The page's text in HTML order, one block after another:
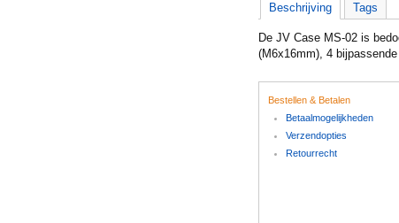
Beschrijving Tags
De JV Case MS-02 is
(M6x16mm), 4
Bestellen & Betalen
Betaalmogelijkheden
Verzendopties
Retourrecht